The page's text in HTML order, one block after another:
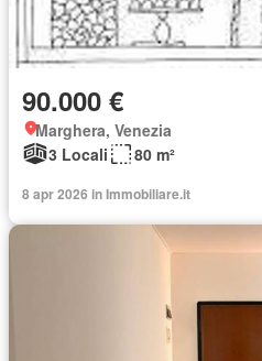
90.000 €
Marghera, Venezia
3 Locali
80 m²
8 apr 2026 in Immobiliare.it